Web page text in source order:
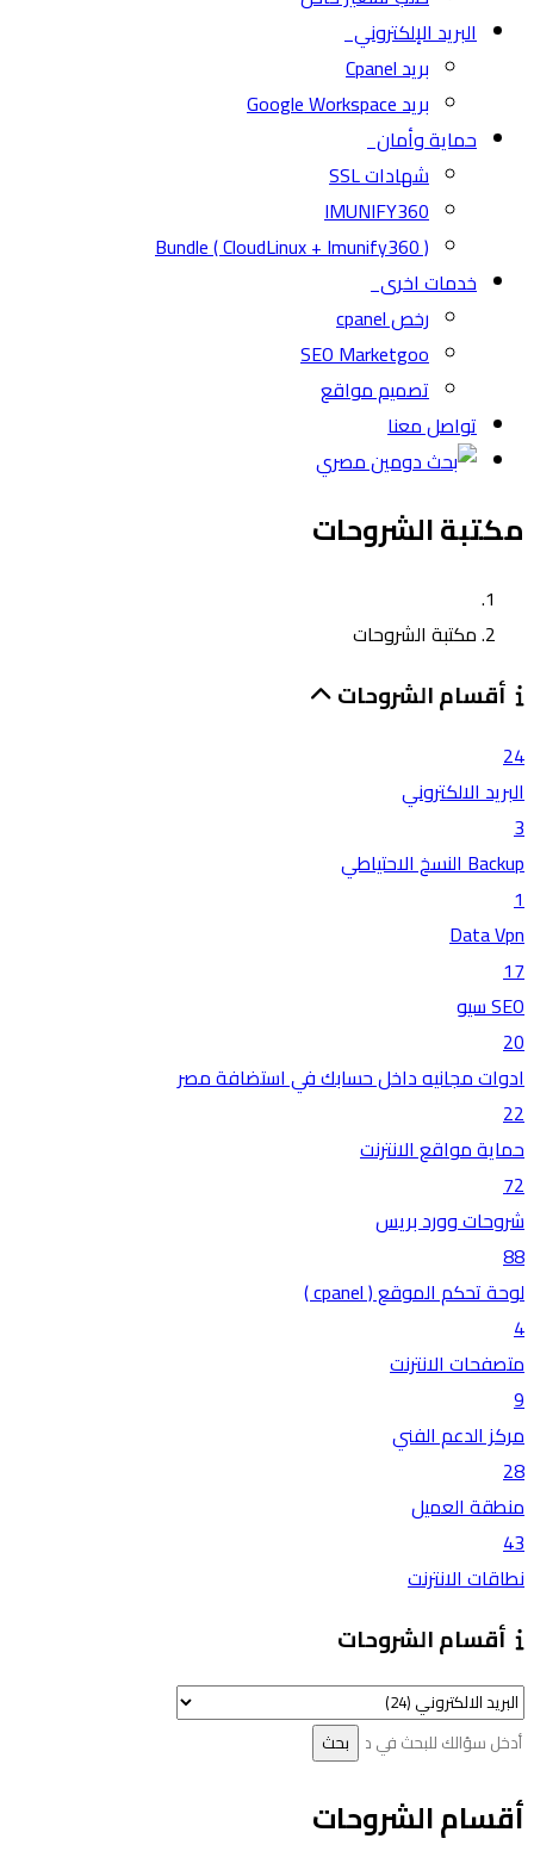
البريد الإلكتروني
بريد Cpanel
بريد Google Workspace
حماية وأمان
شهادات SSL
IMUNIFY360
( CloudLinux + Imunify360 ) Bundle
خدمات اخرى
رخص cpanel
SEO Marketgoo
تصميم مواقع
تواصل معنا
مكتبة الشروحات
مكتبة الشروحات
أقسام الشروحات
24
البريد الالكتروني
3
Backup النسخ الاحتياطي
1
Data Vpn
17
SEO سيو
20
ادوات مجانيه داخل حسابك في استضافة مصر
22
حماية مواقع الانترنت
72
شروحات وورد بريس
88
لوحة تحكم الموقع ( cpanel )
4
متصفحات الانترنت
9
مركز الدعم الفني
28
منطقة العميل
43
نطاقات الانترنت
أقسام الشروحات
أقسام الشروحات